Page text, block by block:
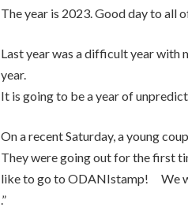
The year is 2023. Good day to all
Last year was a difficult year with
year.
It is going to be a year of
On a recent Saturday, a young
They were going out for the first
like to go to ODANIstamp! We
.”